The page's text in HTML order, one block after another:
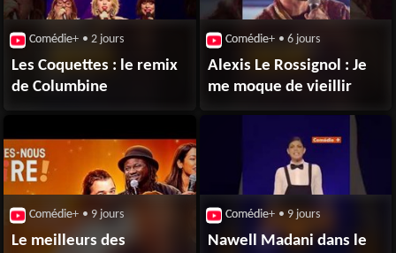
Comédie+ • 2 jours
Les Coquettes : le remix
de Columbine
Comédie+ • 6 jours
Alexis Le Rossignol : Je
me moque de vieillir
Comédie+ • 9 jours
Le meilleurs des
Comédie+ • 9 jours
Nawell Madani dans le